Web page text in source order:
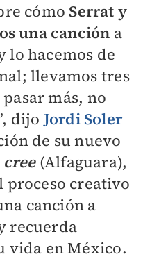
cómo Serrat y
una canción a
lo hacemos de
llevamos tres
más, no
dijo Jordi Soler
de su nuevo
cree(Alfaguara),
proceso creativo
canción a
recuerda
vida en México.